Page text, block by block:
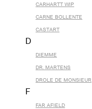
CARHARTT WIP
CARNE BOLLENTE
CASTART
D
DIEMME
DR. MARTENS
DROLE DE MONSIEUR
F
FAR AFIELD